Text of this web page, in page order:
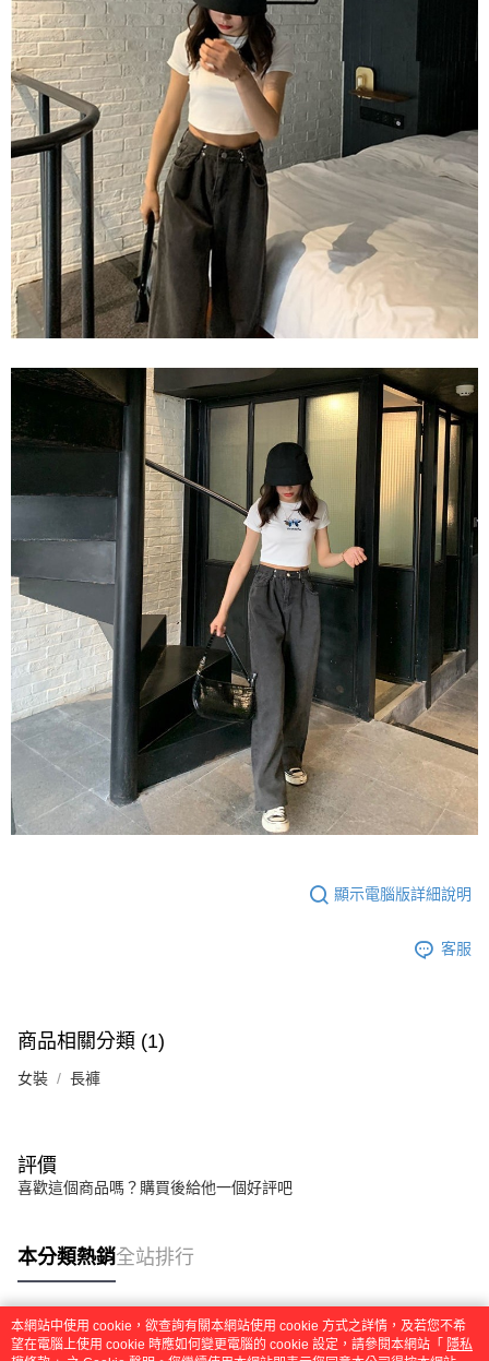
顯示電腦版詳細說明
客服
商品相關分類 (1)
女裝 長褲
評價
喜歡這個商品嗎？購買後給他一個好評吧
本分類熱銷全站排行
熱門標籤
本網站中使用 cookie，欲查詢有關本網站使用 cookie 方式之詳情，及若您不希
望在電腦上使用 cookie 時應如何變更電腦的 cookie 設定，請參閱本網站「 隱私